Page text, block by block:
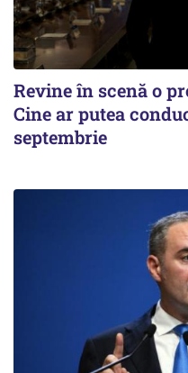
Revine în scenă o
Cine ar putea
septembrie